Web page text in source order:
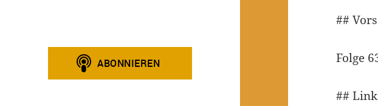
##
Folge
##